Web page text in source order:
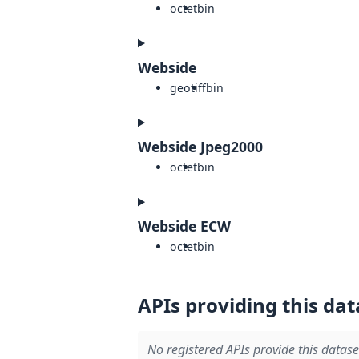
octetbin
Webside
geotiffbin
Webside Jpeg2000
octetbin
Webside ECW
octetbin
APIs providing this
No registered APIs provide this